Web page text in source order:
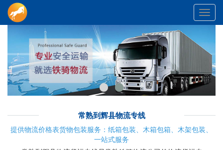
常熟到辉县物流专线
提供物流价格表货物包装服务：纸箱包装、木箱包箱、木架包装、
一站式服务